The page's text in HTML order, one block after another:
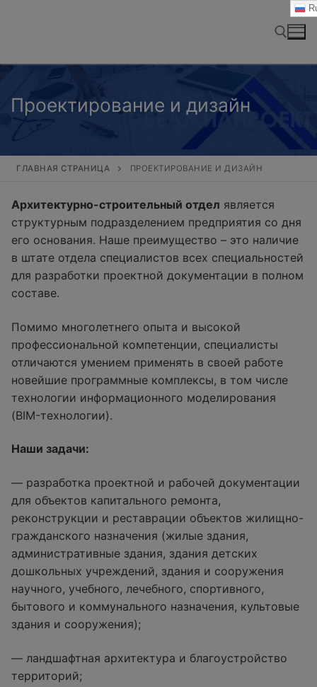
Проектирование и дизайн
ГЛАВНАЯ СТРАНИЦА ПРОЕКТИРОВАНИЕ И ДИЗАЙН
Архитектурно-строительный отдел является
структурным подразделением предприятия со дня
его основания. Наше преимущество – это наличие
в штате отдела специалистов всех специальностей
для разработки проектной документации в полном
составе.
Помимо многолетнего опыта и высокой
профессиональной компетенции, специалисты
отличаются умением применять в своей работе
новейшие программные комплексы, в том числе
технологии информационного моделирования
(BIM-технологии).
Наши задачи:
— разработка проектной и рабочей документации
для объектов капитального ремонта,
реконструкции и реставрации объектов жилищно-
гражданского назначения (жилые здания,
административные здания, здания детских
дошкольных учреждений, здания и сооружения
научного, учебного, лечебного, спортивного,
бытового и коммунального назначения, культовые
здания и сооружения);
— ландшафтная архитектура и благоустройство
территорий;